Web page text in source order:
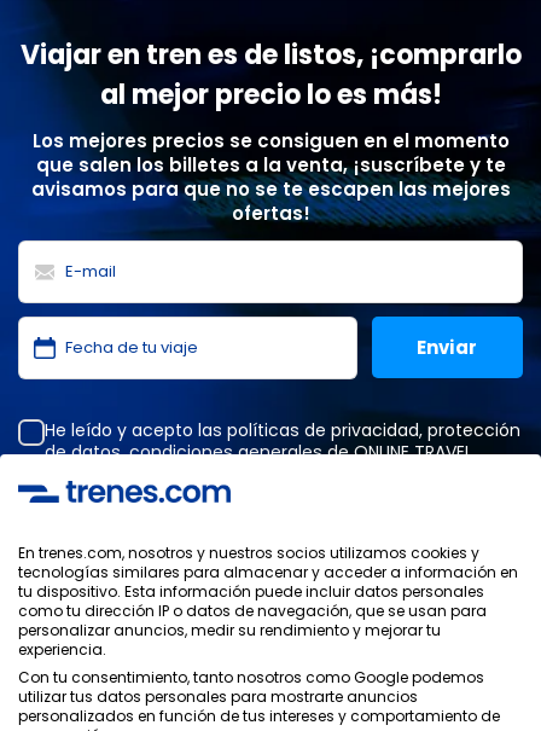
Viajar en tren es de listos, ¡comprarlo
al mejor precio lo es más!
Los mejores precios se consiguen en el momento
que salen los billetes a la venta, ¡suscríbete y te
avisamos para que no se te escapen las mejores
ofertas!
He leído y acepto las políticas de privacidad, protección
de datos,condiciones generalesde ONLINE TRAVEL
Política de Privacidad
Condiciones Generales
Política de Cookies
Aviso Legal
En trenes.com, nosotros y nuestros socios utilizamos cookies y
tecnologías similares para almacenar y acceder a información en
tu dispositivo. Esta información puede incluir datos personales
como tu dirección IP o datos de navegación, que se usan para
personalizar anuncios, medir su rendimiento y mejorar tu
experiencia.
Con tu consentimiento, tanto nosotros como Google podemos
utilizar tus datos personales para mostrarte anuncios
personalizados en función de tus intereses y comportamiento de